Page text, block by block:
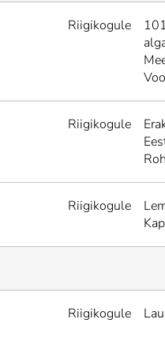
Riigikogule
Riigikogule
Riigikogule
Riigikogule